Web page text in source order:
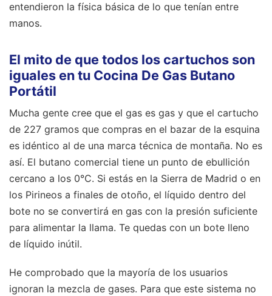
entendieron la física básica de lo que tenían entre
manos.
El mito de que todos los cartuchos son
iguales en tu Cocina De Gas Butano
Portátil
Mucha gente cree que el gas es gas y que el cartucho
de 227 gramos que compras en el bazar de la esquina
es idéntico al de una marca técnica de montaña. No es
así. El butano comercial tiene un punto de ebullición
cercano a los 0°C. Si estás en la Sierra de Madrid o en
los Pirineos a finales de otoño, el líquido dentro del
bote no se convertirá en gas con la presión suficiente
para alimentar la llama. Te quedas con un bote lleno
de líquido inútil.
He comprobado que la mayoría de los usuarios
ignoran la mezcla de gases. Para que este sistema no